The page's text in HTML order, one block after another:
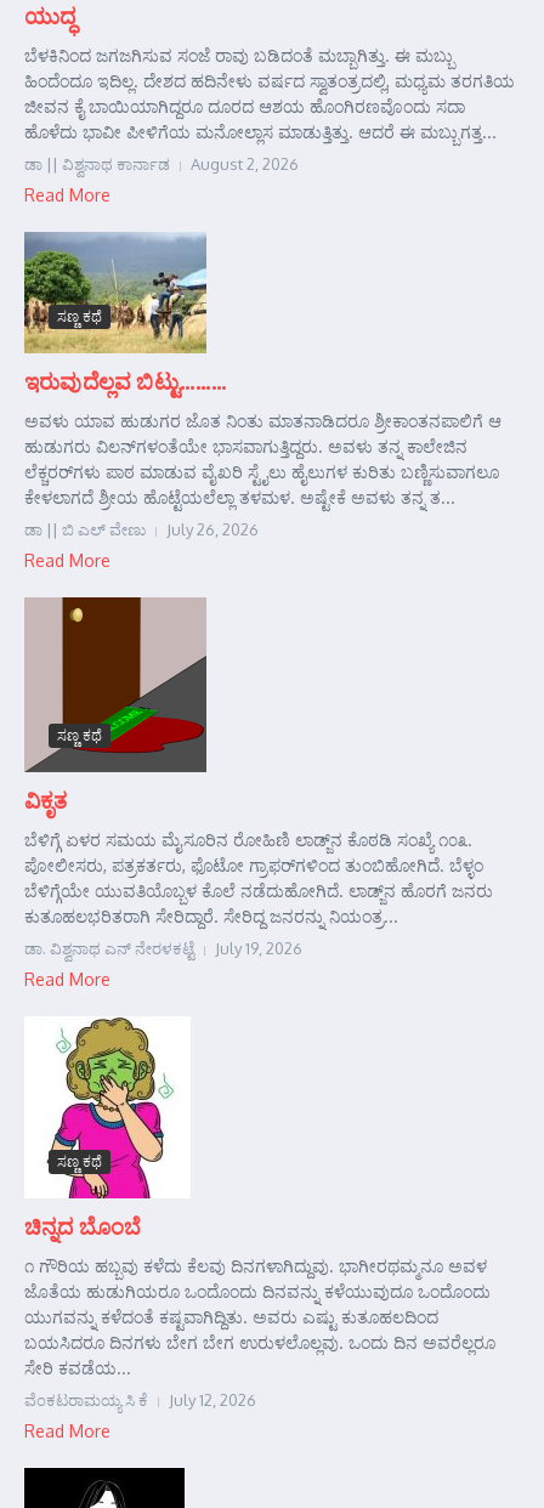
ಯುದ್ಧ
ಬೆಳಕಿನಿಂದ ಜಗಜಗಿಸುವ ಸಂಜೆ ರಾವು ಬಡಿದಂತೆ ಮಬ್ಬಾಗಿತ್ತು. ಈ ಮಬ್ಬು
ಹಿಂದೆಂದೂ ಇದಿಲ್ಲ. ದೇಶದ ಹದಿನೇಳು ವರ್ಷದ ಸ್ವಾತಂತ್ರದಲ್ಲಿ, ಮಧ್ಯಮ ತರಗತಿಯ
ಜೀವನ ಕೈ ಬಾಯಿಯಾಗಿದ್ದರೂ ದೂರದ ಆಶಯ ಹೊಂಗಿರಣವೊಂದು ಸದಾ
ಹೊಳೆದು ಭಾವೀ ಪೀಳಿಗೆಯ ಮನೋಲ್ಲಾಸ ಮಾಡುತ್ತಿತ್ತು. ಆದರೆ ಈ ಮಬ್ಬುಗತ್ತ...
ಡಾ || ವಿಶ್ವನಾಥ ಕಾರ್ನಾಡ August 2, 2026
Read More
ಸಣ್ಣ ಕಥೆ
ಇರುವುದೆಲ್ಲವ ಬಿಟ್ಟು………
ಅವಳು ಯಾವ ಹುಡುಗರ ಜೊತ ನಿಂತು ಮಾತನಾಡಿದರೂ ಶ್ರೀಕಾಂತನಪಾಲಿಗೆ ಆ
ಹುಡುಗರು ವಿಲನ್‌ಗಳಂತೆಯೇ ಭಾಸವಾಗುತ್ತಿದ್ದರು. ಅವಳು ತನ್ನ ಕಾಲೇಜಿನ
ಲೆಕ್ಚರರ್‌ಗಳು ಪಾಠ ಮಾಡುವ ವೈಖರಿ ಸ್ಟೈಲು ಹೈಲುಗಳ ಕುರಿತು ಬಣ್ಣಿಸುವಾಗಲೂ
ಕೇಳಲಾಗದೆ ಶ್ರೀಯ ಹೊಟ್ಟೆಯಲೆಲ್ಲಾ ತಳಮಳ. ಅಷ್ಟೇಕೆ ಅವಳು ತನ್ನ ತ...
ಡಾ || ಬಿ ಎಲ್ ವೇಣು July 26, 2026
Read More
ಸಣ್ಣ ಕಥೆ
ವಿಕೃತ
ಬೆಳಿಗ್ಗೆ ಏಳರ ಸಮಯ ಮೈಸೂರಿನ ರೋಹಿಣಿ ಲಾಡ್ಜ್‌ನ ಕೊಠಡಿ ಸಂಖ್ಯೆ ೧೦೩.
ಪೋಲೀಸರು, ಪತ್ರಕರ್ತರು, ಫೊಟೋ ಗ್ರಾಫರ್‌ಗಳಿಂದ ತುಂಬಿಹೋಗಿದೆ. ಬೆಳ್ಳಂ
ಬೆಳಿಗ್ಗೆಯೇ ಯುವತಿಯೊಬ್ಬಳ ಕೊಲೆ ನಡೆದುಹೋಗಿದೆ. ಲಾಡ್ಜ್‌ನ ಹೊರಗೆ ಜನರು
ಕುತೂಹಲಭರಿತರಾಗಿ ಸೇರಿದ್ದಾರೆ. ಸೇರಿದ್ದ ಜನರನ್ನು ನಿಯಂತ್ರ...
ಡಾ. ವಿಶ್ವನಾಥ ಎನ್ ನೇರಳಕಟ್ಟೆ July 19, 2026
Read More
ಸಣ್ಣ ಕಥೆ
ಚಿನ್ನದ ಬೊಂಬೆ
೧ ಗೌರಿಯ ಹಬ್ಬವು ಕಳೆದು ಕೆಲವು ದಿನಗಳಾಗಿದ್ದುವು. ಭಾಗೀರಥಮ್ಮನೂ ಅವಳ
ಜೊತೆಯ ಹುಡುಗಿಯರೂ ಒಂದೊಂದು ದಿನವನ್ನು ಕಳೆಯುವುದೂ ಒಂದೊಂದು
ಯುಗವನ್ನು ಕಳೆದಂತೆ ಕಷ್ಟವಾಗಿದ್ದಿತು. ಅವರು ಎಷ್ಟು ಕುತೂಹಲದಿಂದ
ಬಯಸಿದರೂ ದಿನಗಳು ಬೇಗ ಬೇಗ ಉರುಳಲೊಲ್ಲವು. ಒಂದು ದಿನ ಅವರೆಲ್ಲರೂ
ಸೇರಿ ಕವಡೆಯ...
ವೆಂಕಟರಾಮಯ್ಯ ಸಿ ಕೆ July 12, 2026
Read More